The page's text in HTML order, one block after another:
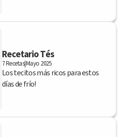
Recetario Tés
7 Recetas|Mayo 2025
Los tecitos más ricos para estos
días de frío!